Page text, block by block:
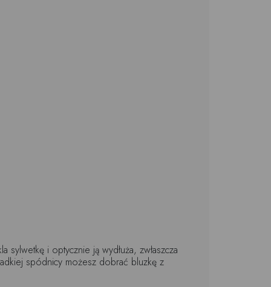
i optycznie ją wydłuża, zwłaszcza
spódnicy możesz dobrać bluzkę z